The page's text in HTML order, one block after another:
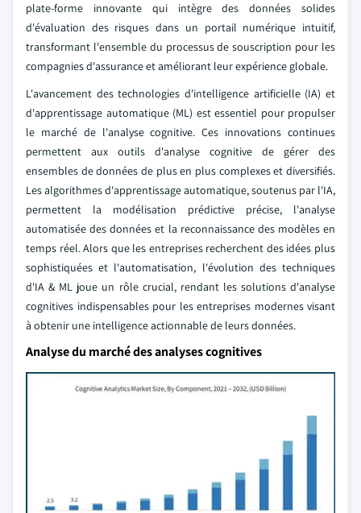
plate-forme innovante qui intègre des données solides
d'évaluation des risques dans un portail numérique intuitif,
transformant l'ensemble du processus de souscription pour les
compagnies d'assurance et améliorant leur expérience globale.
L'avancement des technologies d'intelligence artificielle (IA) et
d'apprentissage automatique (ML) est essentiel pour propulser
le marché de l'analyse cognitive. Ces innovations continues
permettent aux outils d'analyse cognitive de gérer des
ensembles de données de plus en plus complexes et diversifiés.
Les algorithmes d'apprentissage automatique, soutenus par l'IA,
permettent la modélisation prédictive précise, l'analyse
automatisée des données et la reconnaissance des modèles en
temps réel. Alors que les entreprises recherchent des idées plus
sophistiquées et l'automatisation, l'évolution des techniques
d'IA & ML joue un rôle crucial, rendant les solutions d'analyse
cognitives indispensables pour les entreprises modernes visant
à obtenir une intelligence actionnable de leurs données.
Analyse du marché des analyses cognitives